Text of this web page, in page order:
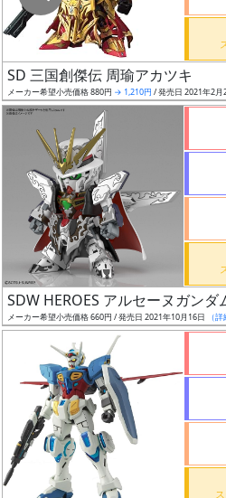
ボ
ク
ス
ア
ー
タ
ー
品
（β）
SD 三国創傑伝 周瑜アカツキ
メーカー希望小売価格 880円 → 1,210円 / 発売日 2021年2月
SDW HEROES アルセーヌガンダ
メーカー希望小売価格 660円 / 発売日 2021年10月16日 （